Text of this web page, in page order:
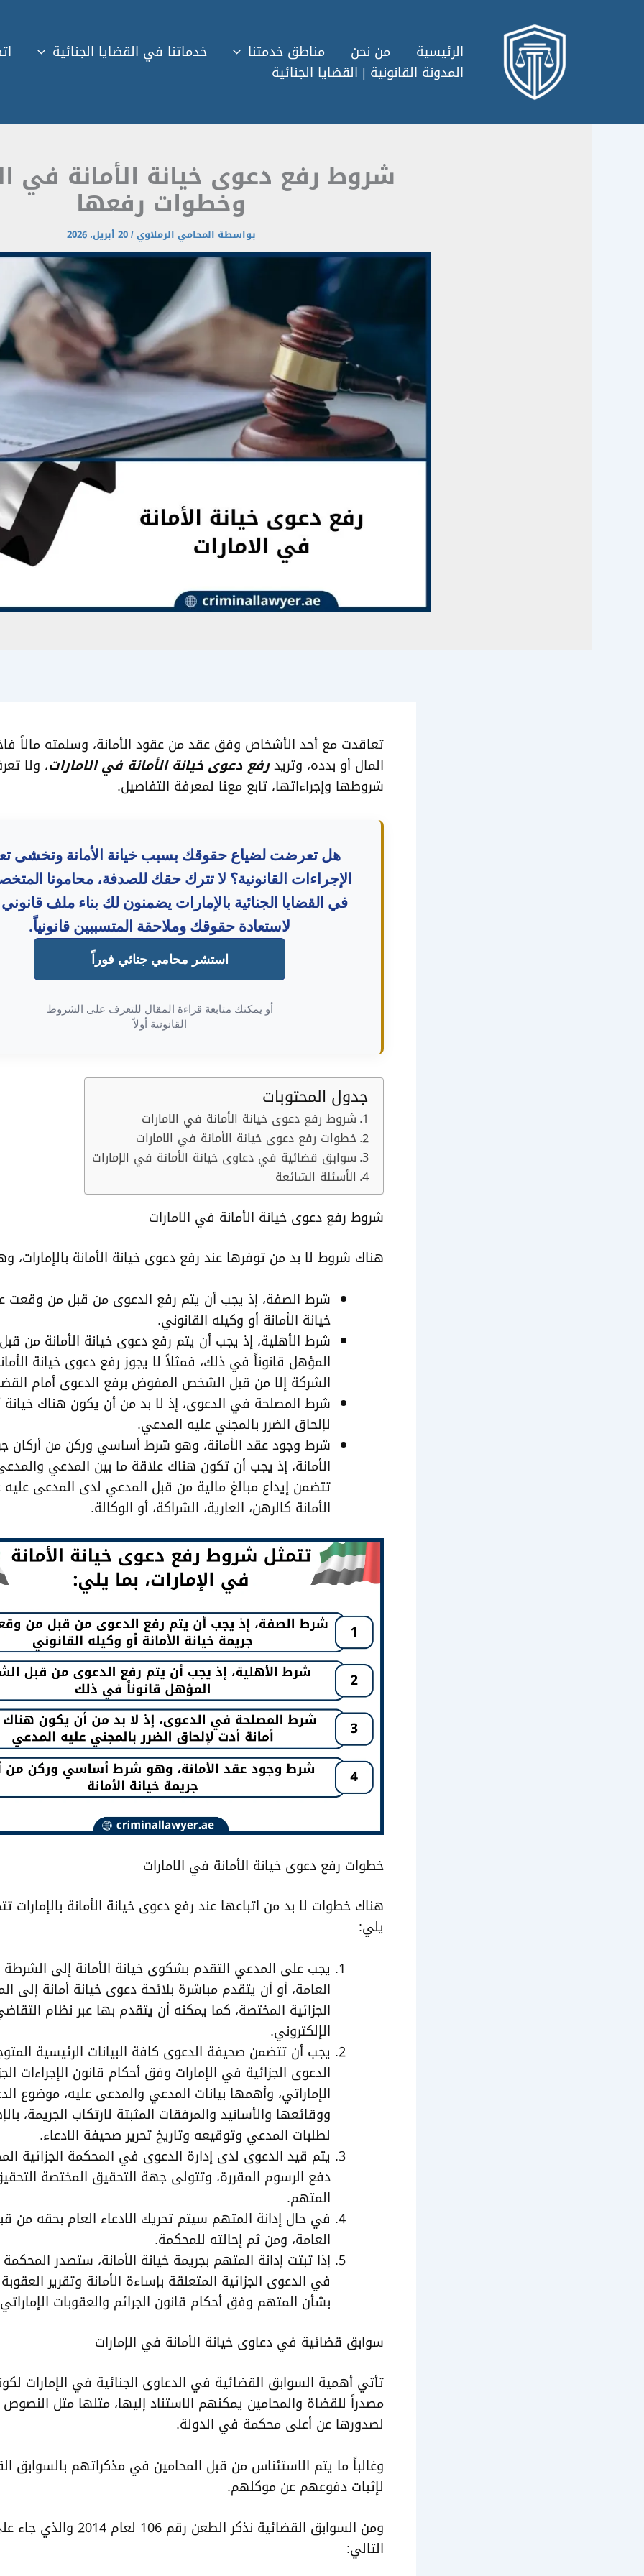
الرئيسية من نحن مناطق خدمتنا خدماتنا في القضايا الجنائية
المدونة القانونية | القضايا الجنائية
شروط رفع دعوى خيانة الأمانة في
وخطوات رفعها
بواسطة المحامي الرملاوي/20 أبريل، 2026
تعاقدت مع أحد الأشخاص وفق عقد من عقود الأمانة، وسلمته مالاً
المال أو بدده، وتريدرفع دعوى خيانة الأمانة في الامارات، ولا
شروطها وإجراءاتها، تابع معنا لمعرفة التفاصيل.
هل تعرضت لضياع حقوقك بسبب خيانة الأمانة وتخشى
الإجراءات القانونية؟ لا تترك حقك للصدفة، محامونا
في القضايا الجنائية بالإمارات يضمنون لك بناء ملف
لاستعادة حقوقك وملاحقة المتسببين قانونياً.
استشر محامي جنائي فوراً
أو يمكنك متابعة قراءة المقال للتعرف على الشروط
القانونية أولاً
جدول المحتوبات
شروط رفع دعوى خيانة الأمانة في الامارات
خطوات رفع دعوى خيانة الأمانة في الامارات
سوابق قضائية في دعاوى خيانة الأمانة في الإمارات
الأسئلة الشائعة
شروط رفع دعوى خيانة الأمانة في الامارات
هناك شروط لا بد من توفرها عند رفع دعوى خيانة الأمانة بالإمارات،
شرط الصفة، إذ يجب أن يتم رفع الدعوى من قبل من وقعت
خيانة الأمانة أو وكيله القانوني.
شرط الأهلية، إذ يجب أن يتم رفع دعوى خيانة الأمانة من
المؤهل قانوناً في ذلك، فمثلاً لا يجوز رفع دعوى خيانة
الشركة إلا من قبل الشخص المفوض برفع الدعوى أمام
شرط المصلحة في الدعوى، إذ لا بد من أن يكون هناك خيانة
لإلحاق الضرر بالمجني عليه المدعي.
شرط وجود عقد الأمانة، وهو شرط أساسي وركن من أركان
الأمانة، إذ يجب أن تكون هناك علاقة ما بين المدعي
تتضمن إيداع مبالغ مالية من قبل المدعي لدى المدعى
الأمانة كالرهن، العارية، الشراكة، أو الوكالة.
خطوات رفع دعوى خيانة الأمانة في الامارات
هناك خطوات لا بد من اتباعها عند رفع دعوى خيانة الأمانة بالإمارات
يلي:
يجب على المدعي التقدم بشكوى خيانة الأمانة إلى الشرطة
العامة، أو أن يتقدم مباشرة بلائحة دعوى خيانة أمانة إلى
الجزائية المختصة، كما يمكنه أن يتقدم بها عبر نظام
الإلكتروني.
يجب أن تتضمن صحيفة الدعوى كافة البيانات الرئيسية
الدعوى الجزائية في الإمارات وفق أحكام قانون الإجراءات
الإماراتي، وأهمها بيانات المدعي والمدعى عليه، موضوع
ووقائعها والأسانيد والمرفقات المثبتة لارتكاب الجريمة،
لطلبات المدعي وتوقيعه وتاريخ تحرير صحيفة الادعاء.
يتم قيد الدعوى لدى إدارة الدعوى في المحكمة الجزائية
دفع الرسوم المقررة، وتتولى جهة التحقيق المختصة
المتهم.
في حال إدانة المتهم سيتم تحريك الادعاء العام بحقه من
العامة، ومن ثم إحالته للمحكمة.
إذا ثبتت إدانة المتهم بجريمة خيانة الأمانة، ستصدر
في الدعوى الجزائية المتعلقة بإساءة الأمانة وتقرير
بشأن المتهم وفق أحكام قانون الجرائم والعقوبات
سوابق قضائية في دعاوى خيانة الأمانة في الإمارات
تأتي أهمية السوابق القضائية في الدعاوى الجنائية في الإمارات
مصدراً للقضاة والمحامين يمكنهم الاستناد إليها، مثلها مثل النصوص
لصدورها عن أعلى محكمة في الدولة.
وغالباً ما يتم الاستئناس من قبل المحامين في مذكراتهم بالسوابق
لإثبات دفوعهم عن موكلهم.
ومن السوابق القضائية نذكر الطعن رقم 106
التالي: